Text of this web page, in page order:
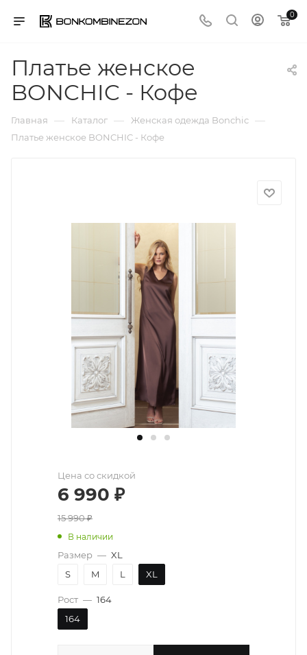
0
Платье женское
BONCHIC - Кофе
Главная — Каталог — Женская одежда Bonchic —
Платье женское BONCHIC - Кофе
Цена со скидкой
6 990 ₽
15 990₽
В наличии
Размер — XL
S
M L XL
Рост — 164
164